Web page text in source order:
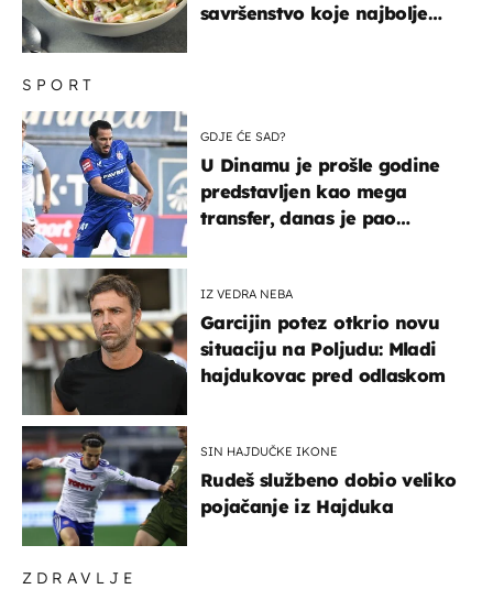
ZDRAVLJE
SPORT
GDJE ĆE SAD?
U Dinamu je prošle godine
predstavljen kao mega
transfer, danas je pao
IZ VEDRA NEBA
Garcijin potez otkrio novu
situaciju na Poljudu: Mladi
hajdukovac pred odlaskom
SIN HAJDUČKE IKONE
Rudeš službeno dobio veliko
pojačanje iz Hajduka
savršenstvo koje najbolje